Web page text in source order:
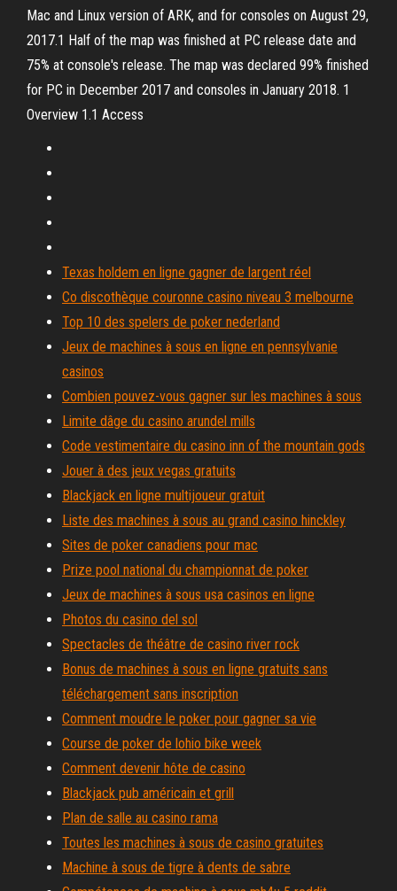
Mac and Linux version of ARK, and for consoles on August 29,
2017.1 Half of the map was finished at PC release date and
75% at console's release. The map was declared 99% finished
for PC in December 2017 and consoles in January 2018. 1
Overview 1.1 Access
Texas holdem en ligne gagner de largent réel
Co discothèque couronne casino niveau 3 melbourne
Top 10 des spelers de poker nederland
Jeux de machines à sous en ligne en pennsylvanie
casinos
Combien pouvez-vous gagner sur les machines à sous
Limite dâge du casino arundel mills
Code vestimentaire du casino inn of the mountain gods
Jouer à des jeux vegas gratuits
Blackjack en ligne multijoueur gratuit
Liste des machines à sous au grand casino hinckley
Sites de poker canadiens pour mac
Prize pool national du championnat de poker
Jeux de machines à sous usa casinos en ligne
Photos du casino del sol
Spectacles de théâtre de casino river rock
Bonus de machines à sous en ligne gratuits sans
téléchargement sans inscription
Comment moudre le poker pour gagner sa vie
Course de poker de lohio bike week
Comment devenir hôte de casino
Blackjack pub américain et grill
Plan de salle au casino rama
Toutes les machines à sous de casino gratuites
Machine à sous de tigre à dents de sabre